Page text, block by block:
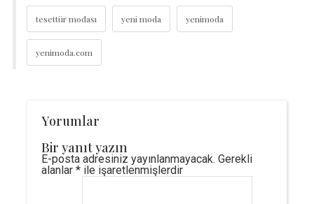
tesettür modası yeni moda yenimoda
yenimoda.com
Yorumlar
Bir yanıt yazın
E-posta adresiniz yayınlanmayacak. Gerekli
alanlar *ile işaretlenmişlerdir